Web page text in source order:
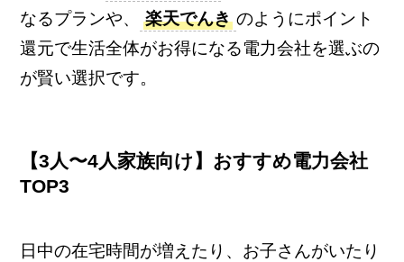
なるプランや、
楽天でんき のようにポイント
還元で生活全体がお得になる電力会社を選ぶの
が賢い選択です。
【3人〜4人家族向け】おすすめ電力会社
TOP3
日中の在宅時間が増えたり、お子さんがいたり